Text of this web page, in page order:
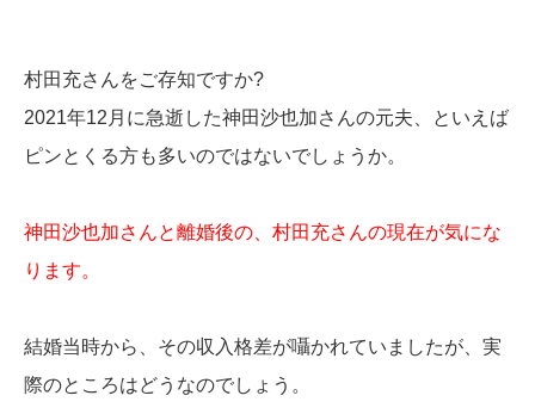
村田充さんをご存知ですか?
2021年12月に急逝した神田沙也加さんの元夫、といえば
ピンとくる方も多いのではないでしょうか。
神田沙也加さんと離婚後の、村田充さんの現在が気にな
ります。
結婚当時から、その収入格差が囁かれていましたが、実
際のところはどうなのでしょう。